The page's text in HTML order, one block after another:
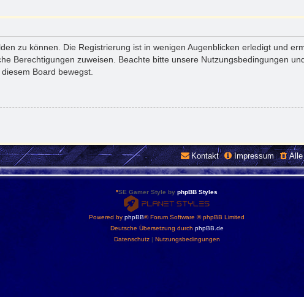
zu können. Die Registrierung ist in wenigen Augenblicken erledigt und
Berechtigungen zuweisen. Beachte bitte unsere Nutzungsbedingungen
Board bewegst.
Impressum
Kontakt
*SE Gamer Style by phpBB Styles
Powered by phpBB® Forum Software © phpBB Limited
Deutsche Übersetzung durch phpBB.de
Datenschutz| Nutzungsbedingungen